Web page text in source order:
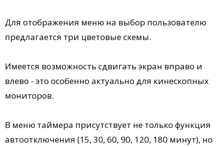
Для отображения меню на выбор пользователю
предлагается три цветовые схемы.
Имеется возможность сдвигать экран вправо и
влево - это особенно актуально для кинескопных
мониторов.
В меню таймера присутствует не только функция
автоотключения (15, 30, 60, 90, 120, 180 минут), но